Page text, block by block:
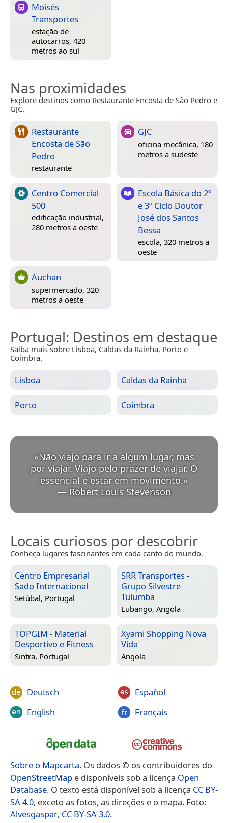
Moisés
Transportes
estação de
autocarros, 420
metros ao sul
Nas proximidades
Explore destinos como Restaurante Encosta de São Pedro e
GJC.
Restaurante
Encosta de São
Pedro
restaurante
GJC
oficina mecânica, 180
metros a sudeste
Centro Comercial
500
edificação industrial,
280 metros a oeste
Escola Básica do 2º
e 3º Ciclo Doutor
José dos Santos
Bessa
escola, 320 metros a
oeste
Auchan
supermercado, 320
metros a oeste
Portugal: Destinos em destaque
Saiba mais sobre Lisboa, Caldas da Rainha, Porto e
Coimbra.
Lisboa Caldas da Rainha
Porto Coimbra
«Não viajo para ir a algum lugar, mas
por viajar. Viajo pelo prazer de viajar. O
essencial é estar em movimento.
— Robert Louis Stevenson
Locais curiosos por descobrir
Conheça lugares fascinantes em cada canto do mundo.
Centro Empresarial
Sado Internacional
Setúbal, Portugal
SRR Transportes -
Grupo Silvestre
Tulumba
Lubango, Angola
TOPGIM - Material
Desportivo e Fitness
Sintra, Portugal
Xyami Shopping Nova
Vida
Angola
Deutsch
English
Español
Français
Sobre o Mapcarta. Os dados © os contribuidores do
OpenStreetMap e disponíveis sob a licença Open
Database. O texto está disponível sob a licença CC BY-
SA 4.0, exceto as fotos, as direções e o mapa. Foto:
Alvesgaspar, CC BY-SA 3.0.